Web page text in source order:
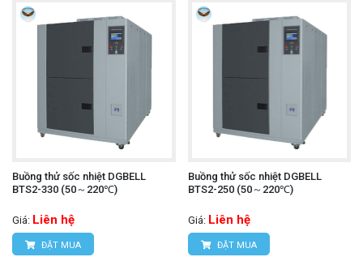
Buồng thử sốc nhiệt DGBELL
BTS2-330 (50～220℃)
Giá: Liên hệ
ĐẶT MUA
Buồng thử sốc nhiệt DGBELL
BTS2-250 (50～220℃)
Giá: Liên hệ
ĐẶT MUA